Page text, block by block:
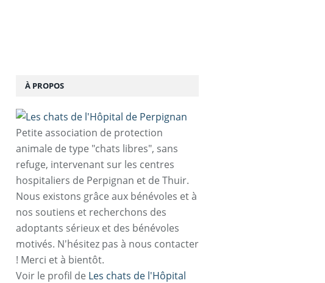
À PROPOS
Petite association de protection
animale de type "chats libres", sans
refuge, intervenant sur les centres
hospitaliers de Perpignan et de Thuir.
Nous existons grâce aux bénévoles et à
nos soutiens et recherchons des
adoptants sérieux et des bénévoles
motivés. N'hésitez pas à nous contacter
! Merci et à bientôt.
Voir le profil de Les chats de l'Hôpital